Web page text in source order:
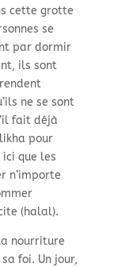
cette grotte
se
par dormir
ils sont
ne se sont
fait déjà
pour
que les
n’importe
(halal).
nourriture
foi. Un jour,